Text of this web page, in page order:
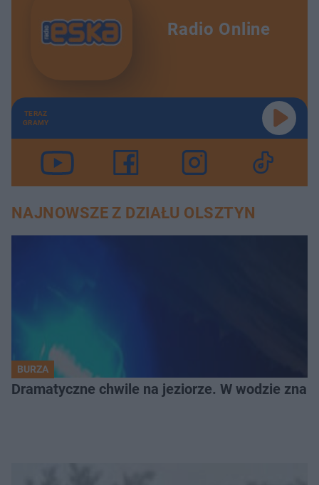
Radio Online
TERAZ
GRAMY
NAJNOWSZE Z DZIAŁU OLSZTYN
BURZA
Dramatyczne chwile na jeziorze. W wodzie